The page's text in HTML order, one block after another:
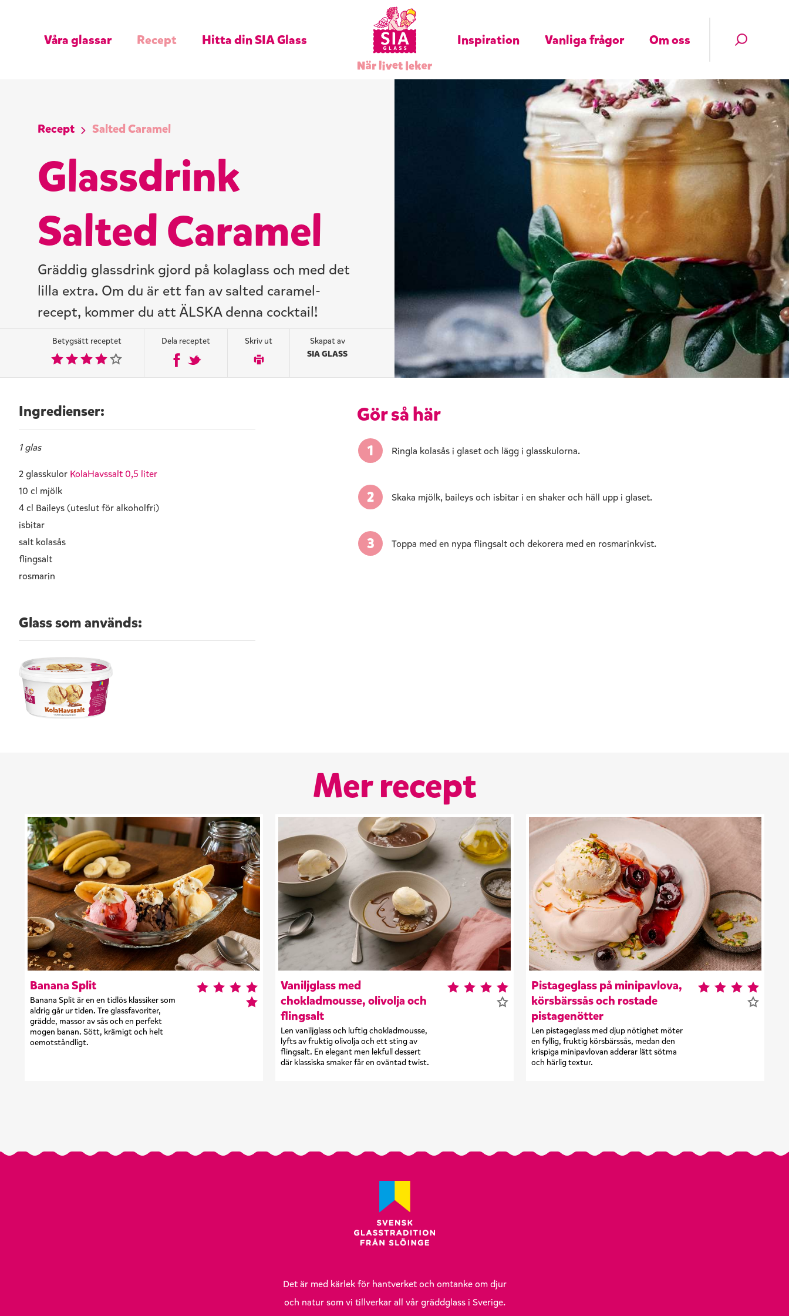
Våra glassar Recept Hitta din SIA Glass Inspiration Vanliga frågor Om oss
Recept Salted Caramel
Glassdrink
Salted Caramel
Gräddig glassdrink gjord på kolaglass och med det
lilla extra. Om du är ett fan av salted caramel-
recept, kommer du att ÄLSKA denna cocktail!
Betygsätt receptet Dela receptet Skriv ut
Skapat av
SIA GLASS
Ingredienser:
1 glas
2 glasskulor KolaHavssalt 0,5 liter
10 cl mjölk
4 cl Baileys (uteslut för alkoholfri)
isbitar
salt kolasås
flingsalt
rosmarin
Glass som används:
Gör så här
Ringla kolasås i glaset och lägg i glasskulorna.
Skaka mjölk, baileys och isbitar i en shaker och häll upp i glaset.
Toppa med en nypa flingsalt och dekorera med en rosmarinkvist.
Mer recept
Banana Split
Banana Split är en en tidlös klassiker som
aldrig går ur tiden. Tre glassfavoriter,
grädde, massor av sås och en perfekt
mogen banan. Sött, krämigt och helt
oemotståndligt.
Vaniljglass med
chokladmousse, olivolja och
flingsalt
Len vaniljglass och luftig chokladmousse,
lyfts av fruktig olivolja och ett sting av
flingsalt. En elegant men lekfull dessert
där klassiska smaker får en oväntad twist.
Pistageglass på minipavlova,
körsbärssås och rostade
pistagenötter
Len pistageglass med djup nötighet möter
en fyllig, fruktig körsbärssås, medan den
krispiga minipavlovan adderar lätt sötma
och härlig textur.
Det är med kärlek för hantverket och omtanke om djur
och natur som vi tillverkar all vår gräddglass i Sverige.